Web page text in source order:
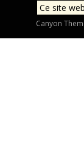
Ce site
Canyon